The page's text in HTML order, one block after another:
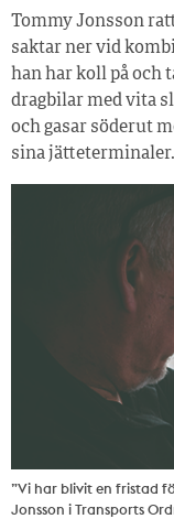
Tommy Jonsson
saktar ner vid
han har koll på och
dragbilar med vita
och gasar söderut
sina jätte­terminaler.
”Vi har blivit en fristad
Jonsson i Transports